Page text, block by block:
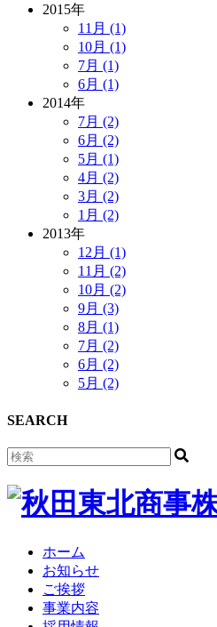
2015年
11月 (1)
10月 (1)
7月 (1)
6月 (1)
2014年
7月 (2)
6月 (2)
5月 (1)
4月 (2)
3月 (2)
1月 (2)
2013年
12月 (1)
11月 (2)
10月 (2)
9月 (3)
8月 (1)
7月 (2)
6月 (2)
5月 (2)
SEARCH
ホーム
お知らせ
ご挨拶
事業内容